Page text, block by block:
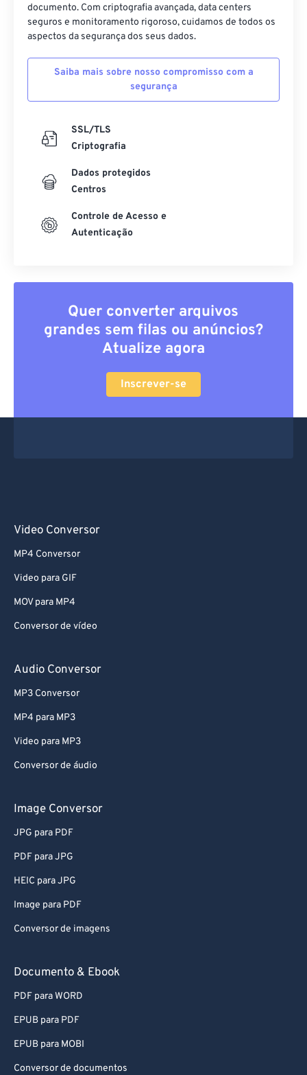
documento. Com criptografia avançada, data centers
seguros e monitoramento rigoroso, cuidamos de todos os
aspectos da segurança dos seus dados.
Saiba mais sobre nosso compromisso com a
segurança
SSL/TLS
Criptografia
Dados protegidos
Centros
Controle de Acesso e
Autenticação
Quer converter arquivos
grandes sem filas ou anúncios?
Atualize agora
Inscrever-se
Video Conversor
MP4 Conversor
Video para GIF
MOV para MP4
Conversor de vídeo
Audio Conversor
MP3 Conversor
MP4 para MP3
Video para MP3
Conversor de áudio
Image Conversor
JPG para PDF
PDF para JPG
HEIC para JPG
Image para PDF
Conversor de imagens
Documento & Ebook
PDF para WORD
EPUB para PDF
EPUB para MOBI
Conversor de documentos